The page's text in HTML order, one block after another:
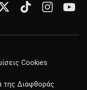
Cookies
της Διαφθοράς